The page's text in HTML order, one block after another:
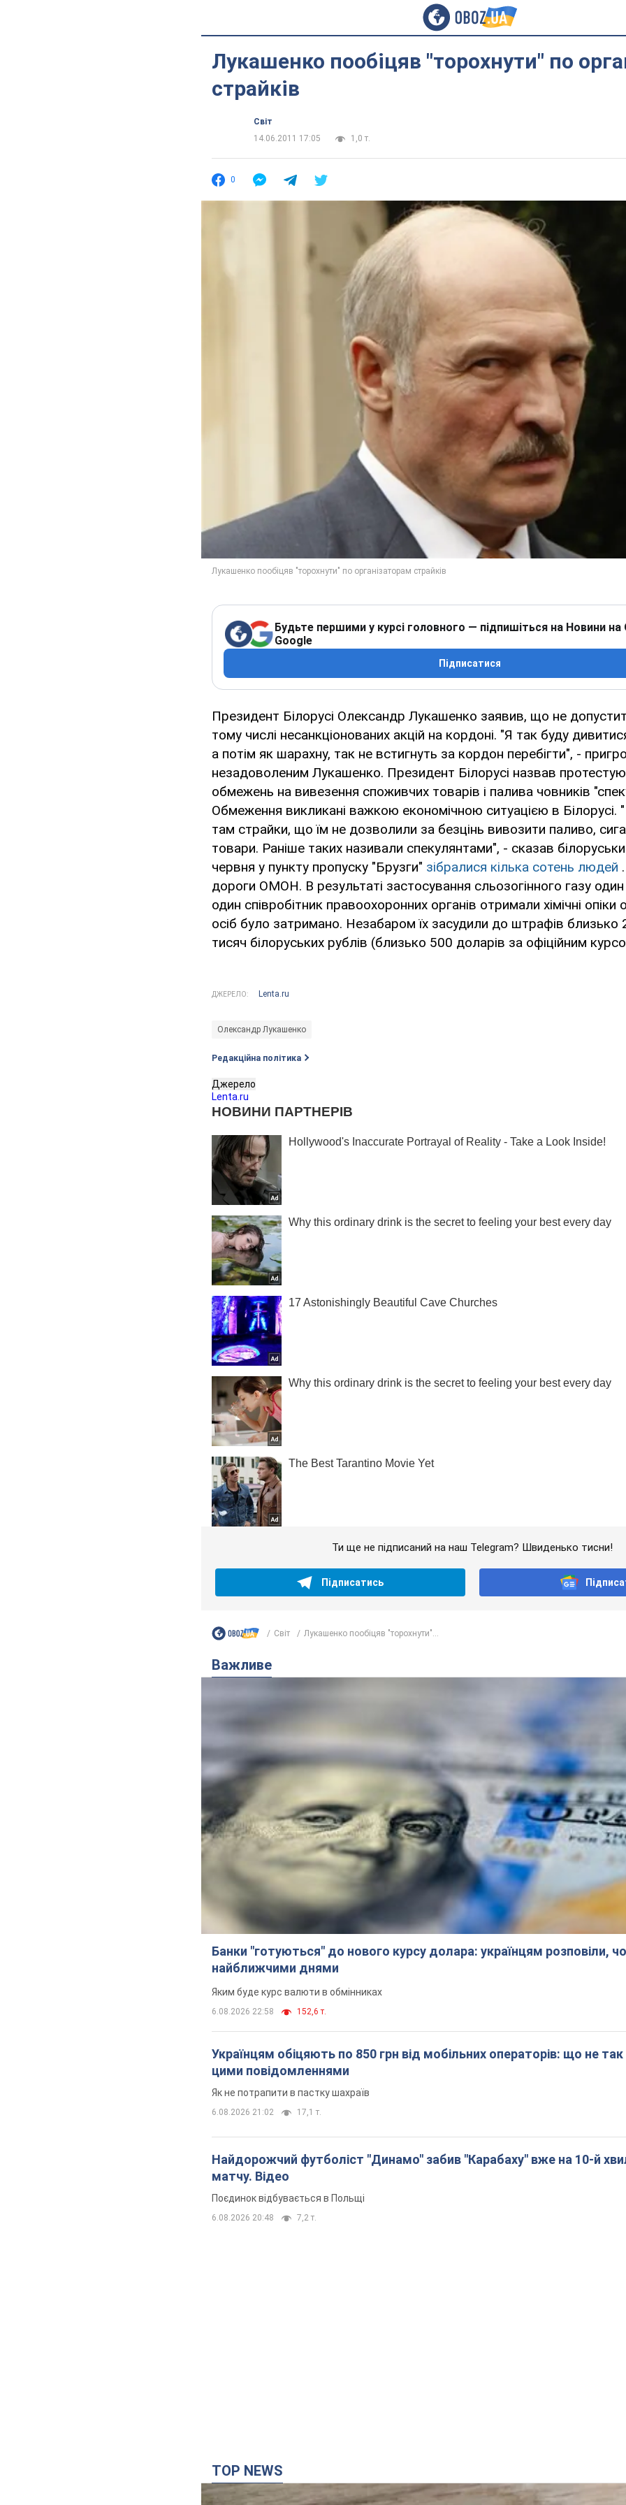
Лукашенко пообіцяв "торохнути" по
страйків
Світ
14.06.2011 17:05
1,0 т.
0
Будьте першими у курсі головного — підпишіться на Новини на
Google
Підписатися
Президент Білорусі Олександр Лукашенко заявив, що не
тому числі несанкціонованих акцій на кордоні. "Я так буду
а потім як шарахну, так не встигнуть за кордон перебігти", -
незадоволеним Лукашенко. Президент Білорусі назвав
обмежень на вивезення споживчих товарів і палива човників
Обмеження викликані важкою економічною ситуацією в
там страйки, що їм не дозволили за безцінь вивозити паливо,
товари. Раніше таких називали спекулянтами", - сказав
червня у пункту пропуску "Брузги" зібралися кілька сотень людей
дороги ОМОН. В результаті застосування сльозогінного газу один
один співробітник правоохоронних органів отримали хімічні
осіб було затримано. Незабаром їх засудили до штрафів близько
тисяч білоруських рублів (близько 500 доларів за офіційним
ДЖЕРЕЛО: Lenta.ru
Олександр Лукашенко
Редакційна політика
Джерело
Lenta.ru
Ти ще не підписаний на наш Telegram? Швиденько тисни!
Підписатись
Світ Лукашенко пообіцяв "торохнути"...
Важливе
Банки "готуються" до нового курсу долара: українцям розповіли,
найближчими днями
Яким буде курс валюти в обмінниках
6.08.2026 22:58 152,6 т.
Українцям обіцяють по 850 грн від мобільних операторів: що не так
цими повідомленнями
Як не потрапити в пастку шахраїв
6.08.2026 21:02 17,1 т.
Найдорожчий футболіст "Динамо" забив "Карабаху" вже на 10-й
матчу. Відео
Поєдинок відбувається в Польщі
6.08.2026 20:48 7,2 т.
TOP NEWS